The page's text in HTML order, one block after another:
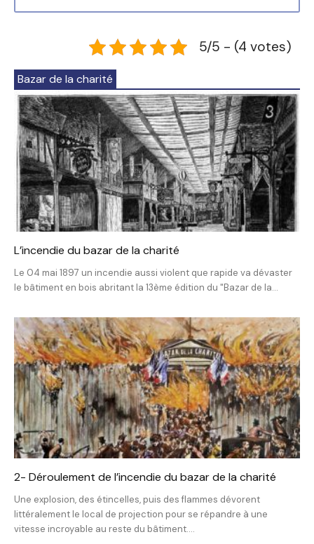
5/5 - (4 votes)
Bazar de la charité
L’incendie du bazar de la charité
Le 04 mai 1897 un incendie aussi violent que rapide va dévaster
le bâtiment en bois abritant la 13ème édition du "Bazar de la...
2- Déroulement de l’incendie du bazar de la charité
Une explosion, des étincelles, puis des flammes dévorent
littéralement le local de projection pour se répandre à une
vitesse incroyable au reste du bâtiment....